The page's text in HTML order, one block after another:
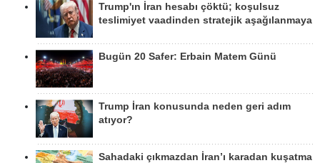
Trump'ın İran hesabı çöktü; koşulsuz
teslimiyet vaadinden stratejik aşağılanmaya
Bugün 20 Safer: Erbain Matem Günü
Trump İran konusunda neden geri adım
atıyor?
Sahadaki çıkmazdan İran’ı karadan kuşatma